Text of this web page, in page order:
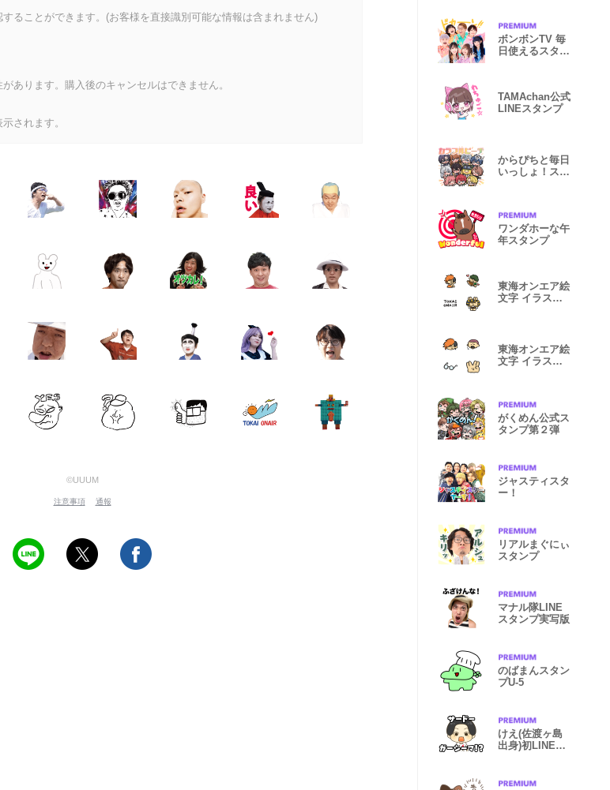
ることができます。(お客様を直接識別可能な情報は含まれません)
あります。購入後のキャンセルはできません。
されます。
©UUUM
注意事項 通報
ボンボンTV 毎
日使えるスタン
TAMAchan公式
LINEスタンプ
からぴちと毎日
いっしょ！スタ
ワンダホーな午
年スタンプ
東海オンエア絵
文字 イラスト
東海オンエア絵
文字 イラスト
がくめん公式ス
タンプ第２弾
ジャスティスタ
ー！
リアルまぐにぃ
スタンプ
マナル隊LINE
スタンプ実写版
のばまんスタン
プU-5
けえ(佐渡ヶ島
出身)初LINEス